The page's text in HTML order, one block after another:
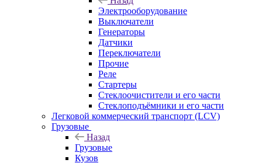
Электрооборудование
Выключатели
Генераторы
Датчики
Переключатели
Прочие
Реле
Стартеры
Стеклоочистители и его части
Стеклоподъёмники и его части
Легковой коммерческий транспорт (LCV)
Грузовые
Назад
Грузовые
Кузов